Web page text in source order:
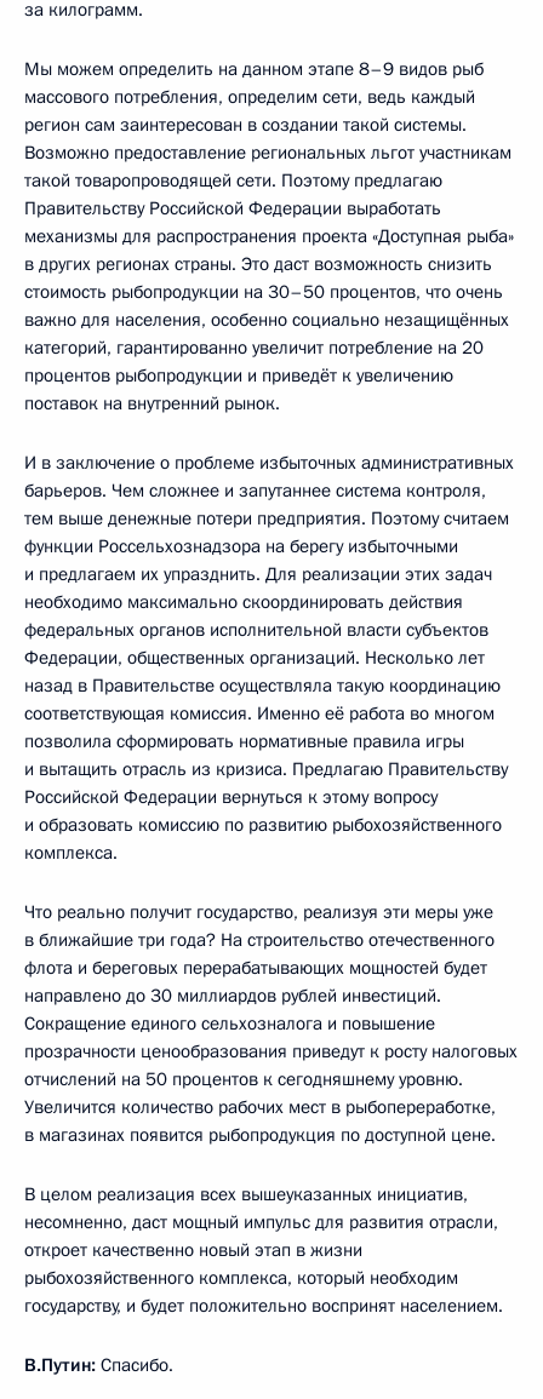
за килограмм.
Мы можем определить на данном этапе 8–9 видов рыб
массового потребления, определим сети, ведь каждый
регион сам заинтересован в создании такой системы.
Возможно предоставление региональных льгот участникам
такой товаропроводящей сети. Поэтому предлагаю
Правительству Российской Федерации выработать
механизмы для распространения проекта «Доступная рыба»
в других регионах страны. Это даст возможность снизить
стоимость рыбопродукции на 30–50 процентов, что очень
важно для населения, особенно социально незащищённых
категорий, гарантированно увеличит потребление на 20
процентов рыбопродукции и приведёт к увеличению
поставок на внутренний рынок.
И в заключение о проблеме избыточных административных
барьеров. Чем сложнее и запутаннее система контроля,
тем выше денежные потери предприятия. Поэтому считаем
функции Россельхознадзора на берегу избыточными
и предлагаем их упразднить. Для реализации этих задач
необходимо максимально скоординировать действия
федеральных органов исполнительной власти субъектов
Федерации, общественных организаций. Несколько лет
назад в Правительстве осуществляла такую координацию
соответствующая комиссия. Именно её работа во многом
позволила сформировать нормативные правила игры
и вытащить отрасль из кризиса. Предлагаю Правительству
Российской Федерации вернуться к этому вопросу
и образовать комиссию по развитию рыбохозяйственного
комплекса.
Что реально получит государство, реализуя эти меры уже
в ближайшие три года? На строительство отечественного
флота и береговых перерабатывающих мощностей будет
направлено до 30 миллиардов рублей инвестиций.
Сокращение единого сельхозналога и повышение
прозрачности ценообразования приведут к росту налоговых
отчислений на 50 процентов к сегодняшнему уровню.
Увеличится количество рабочих мест в рыбопереработке,
в магазинах появится рыбопродукция по доступной цене.
В целом реализация всех вышеуказанных инициатив,
несомненно, даст мощный импульс для развития отрасли,
откроет качественно новый этап в жизни
рыбохозяйственного комплекса, который необходим
государству, и будет положительно воспринят населением.
В.Путин: Спасибо.